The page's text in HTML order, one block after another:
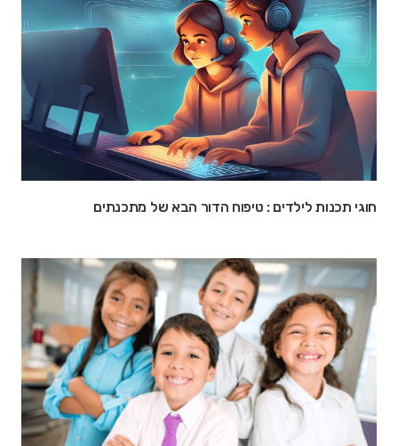
חוגי תכנות לילדים : טיפוח הדור הבא של מתכנתים